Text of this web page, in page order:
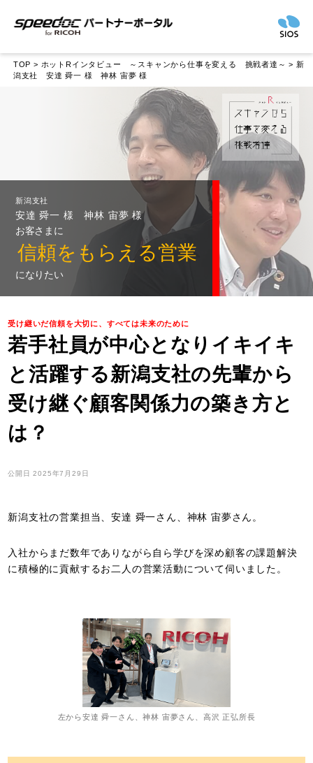
TOP > ホットRインタビュー ～スキャンから仕事を変える 挑戦者達～ > 新
潟支社 安達 舜一 様 神林 宙夢 様
新潟支社
安達 舜一 様 神林 宙夢 様
お客さまに
信頼をもらえる営業
になりたい
受け継いだ信頼を大切に、すべては未来のために
若手社員が中心となりイキイキ
と活躍する新潟支社の先輩から
受け継ぐ顧客関係力の築き方と
は？
公開日2025年7月29日
新潟支社の営業担当、安達 舜一さん、神林 宙夢さん。
入社からまだ数年でありながら自ら学びを深め顧客の課題解決
に積極的に貢献するお二人の営業活動について伺いました。
左から安達 舜一さん、神林 宙夢さん、高沢 正弘所長